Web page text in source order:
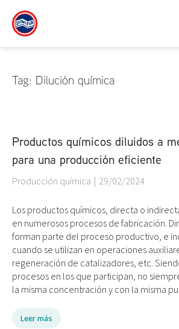
Tag: Dilución química
Productos químicos diluidos a
para una producción eficiente
Producción química 29/02/2024
Los productos químicos, directa o
en numerosos procesos de fabricación.
forman parte del proceso productivo, e
cuando se utilizan en operaciones
regeneración de catalizadores, etc.
procesos en los que participan, no
la misma concentración y con la misma
Leer más